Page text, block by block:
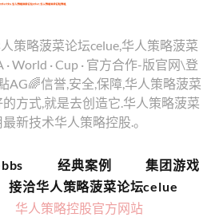
策略菠菜论坛celue,华人策略菠菜
· World · Cup · 官方合作-版官网\登
AG🌈信誉,安全,保障,华人策略菠菜
方式,就是去创造它.华人策略菠菜
新技术华人策略控股.。
经典案例
集团游戏
接洽华人策略菠菜论坛celue
华人策略控股官方网站